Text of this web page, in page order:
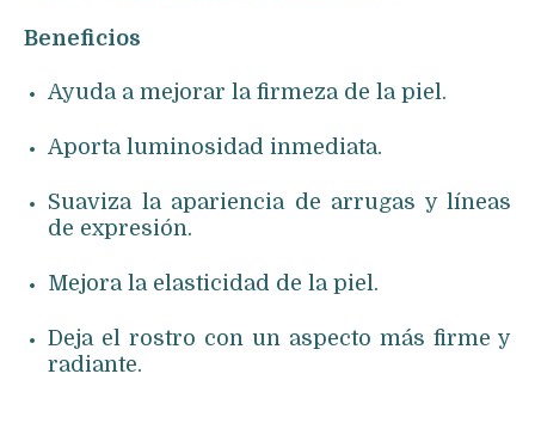
Beneficios
Ayuda a mejorar la firmeza de la piel.
Aporta luminosidad inmediata.
Suaviza la apariencia de arrugas y líneas
de expresión.
Mejora la elasticidad de la piel.
Deja el rostro con un aspecto más firme y
radiante.